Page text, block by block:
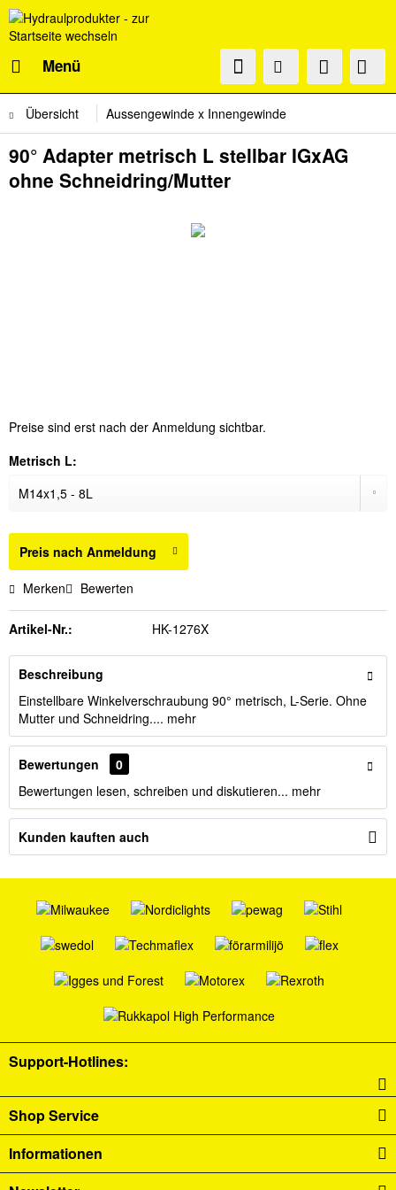
Menü
Übersicht Aussengewinde x Innengewinde
90° Adapter metrisch L stellbar IGxAG
ohne Schneidring/Mutter
Preise sind erst nach der Anmeldung sichtbar.
Metrisch L:
Preis nach Anmeldung
Merken Bewerten
Artikel-Nr.: HK-1276X
Beschreibung
Einstellbare Winkelverschraubung 90° metrisch, L-Serie. Ohne
Mutter und Schneidring.... mehr
Bewertungen
0
Bewertungen lesen, schreiben und diskutieren... mehr
Kunden kauften auch
Support-Hotlines:
Shop Service
Informationen